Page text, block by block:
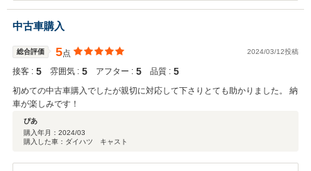
ス、品質、向上に努めていきたいと思います。ご納車後も末長くお付
き合いをして頂ければ幸いです。 この度は誠に有難うございました。
カーバンクライトスタッフ一同
中古車購入
総合評価 5点 2024/03/12投稿
接客 : 5 雰囲気 : 5 アフター : 5 品質 : 5
初めての中古車購入でしたが親切に対応して下さりとても助かりました。 納
車が楽しみです！
ぴあ
購入年月： 2024/03
購入した車：ダイハツ キャスト